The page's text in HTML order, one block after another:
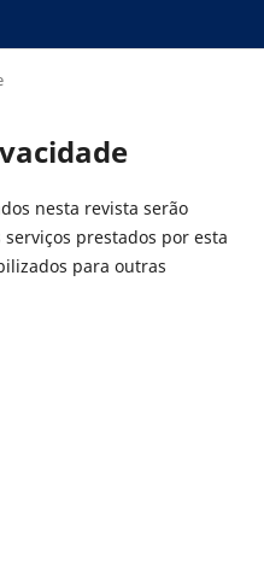
nesta revista serão
prestados por esta
para outras